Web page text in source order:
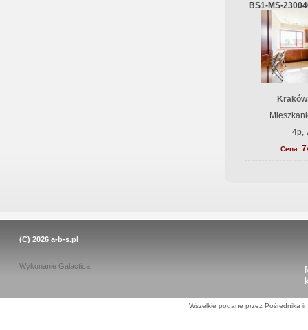
BS1-MS-
4p,
Cena:
(C) 2026 a-b-s.pl
Wykonanie Galactica
Wszelkie podane przez Pośrednika